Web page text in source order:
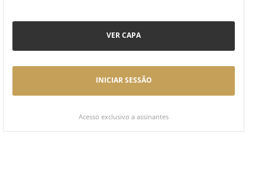
VER CAPA
INICIAR SESSÃO
Acesso exclusivo a assinantes